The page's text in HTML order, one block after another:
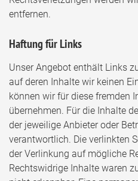
entfernen.
Haftung für Links
Unser Angebot enthält Links
auf deren Inhalte wir keinen
können wir für diese fremden
übernehmen. Für die Inhalte
der jeweilige Anbieter oder
verantwortlich. Die verlinkten
der Verlinkung auf mögliche
Rechtswidrige Inhalte waren